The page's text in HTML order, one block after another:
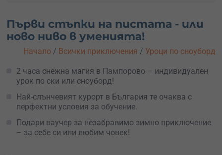
Първи стъпки на пистата - или
ново ниво в уменията!
Начало / Всички приключения / Уроци по сноуборд
2 часа снежна магия в Пампорово – индивидуален
урок по ски или сноуборд!
Най-слънчевият курорт в България те очаква с
перфектни условия за обучение.
Подари ваучер за незабравимо зимно приключение
– за себе си или любим човек!